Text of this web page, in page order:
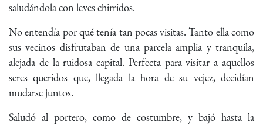
saludándola con leves chirridos.
No entendía por qué tenía tan pocas visitas. Tanto ella como
sus vecinos disfrutaban de una parcela amplia y tranquila,
alejada de la ruidosa capital. Perfecta para visitar a aquellos
seres queridos que, llegada la hora de su vejez, decidían
mudarse juntos.
Saludó al portero, como de costumbre, y bajó hasta la